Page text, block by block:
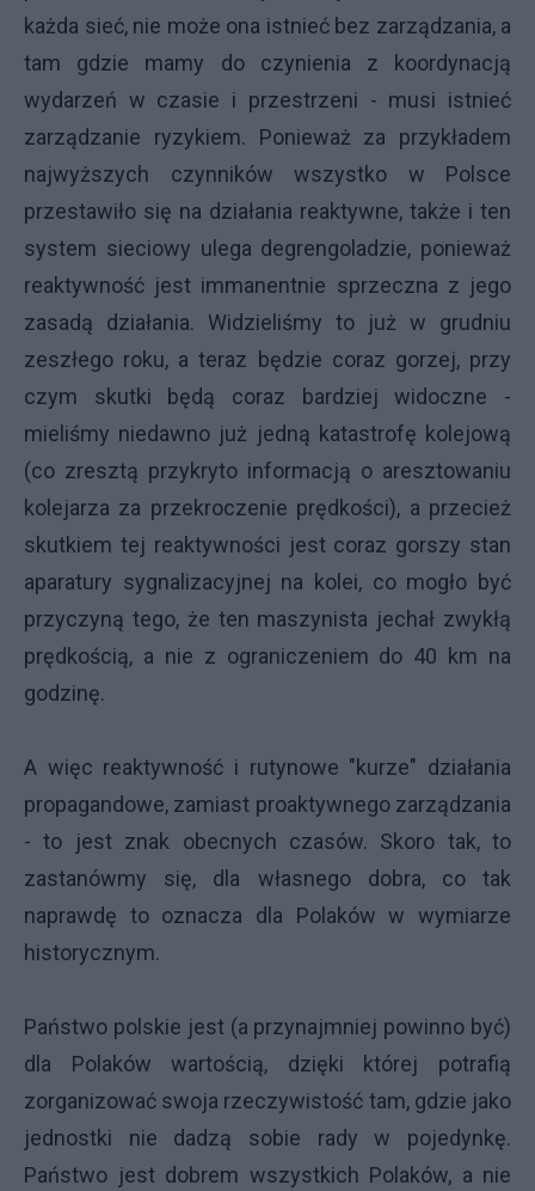
każda sieć, nie może ona istnieć bez zarządzania, a
tam gdzie mamy do czynienia z koordynacją
wydarzeń w czasie i przestrzeni - musi istnieć
zarządzanie ryzykiem. Ponieważ za przykładem
najwyższych czynników wszystko w Polsce
przestawiło się na działania reaktywne, także i ten
system sieciowy ulega degrengoladzie, ponieważ
reaktywność jest immanentnie sprzeczna z jego
zasadą działania. Widzieliśmy to już w grudniu
zeszłego roku, a teraz będzie coraz gorzej, przy
czym skutki będą coraz bardziej widoczne -
mieliśmy niedawno już jedną katastrofę kolejową
(co zresztą przykryto informacją o aresztowaniu
kolejarza za przekroczenie prędkości), a przecież
skutkiem tej reaktywności jest coraz gorszy stan
aparatury sygnalizacyjnej na kolei, co mogło być
przyczyną tego, że ten maszynista jechał zwykłą
prędkością, a nie z ograniczeniem do 40 km na
godzinę.
A więc reaktywność i rutynowe "kurze" działania
propagandowe, zamiast proaktywnego zarządzania
- to jest znak obecnych czasów. Skoro tak, to
zastanówmy się, dla własnego dobra, co tak
naprawdę to oznacza dla Polaków w wymiarze
historycznym.
Państwo polskie jest (a przynajmniej powinno być)
dla Polaków wartością, dzięki której potrafią
zorganizować swoja rzeczywistość tam, gdzie jako
jednostki nie dadzą sobie rady w pojedynkę.
Państwo jest dobrem wszystkich Polaków, a nie